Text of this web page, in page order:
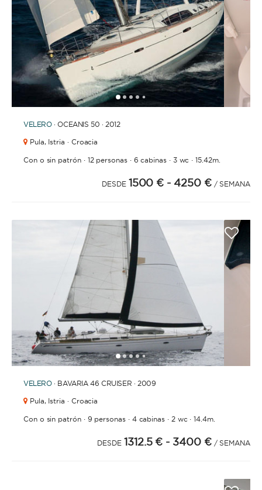
12345 67 8 1516 192021
VELERO · OCEANIS 50 · 2012
Pula, Istria · Croacia
Con o sin patrón· 12 personas· 6 cabinas· 3 wc ·15.42m.
DESDE 1500 € - 4250 € / SEMANA
12345 67891011121314 151617
VELERO · BAVARIA 46 CRUISER · 2009
Pula, Istria · Croacia
Con o sin patrón· 9 personas· 4 cabinas · 2 wc·14.4m.
DESDE 1312.5 € - 3400 € / SEMANA